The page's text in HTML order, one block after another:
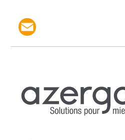
Partager